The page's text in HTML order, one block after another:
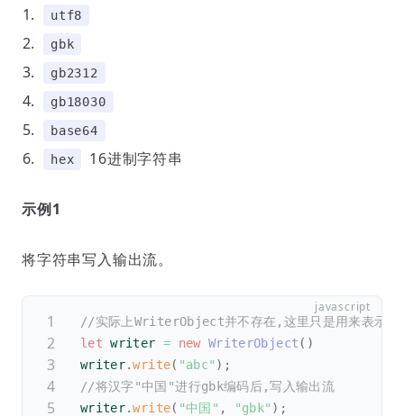
utf8
gbk
gb2312
gb18030
base64
hex
16进制字符串
示例1
将字符串写入输出流。
//实际上WriterObject并不存在,这里只是用来表示需
let writer = new WriterObject ( )
writer.write( "abc" ) ;
//将汉字"中国"进行gbk编码后,写入输出流
writer.write( "中国" , "gbk" ) ;